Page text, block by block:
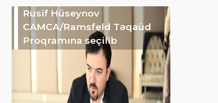
Rusif Hüseynov
CAMCA/Ramsfeld Təqaüd
Proqramına seçilib